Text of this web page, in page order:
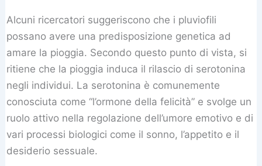
Alcuni ricercatori suggeriscono che i pluviofili
possano avere una predisposizione genetica ad
amare la pioggia. Secondo questo punto di vista, si
ritiene che la pioggia induca il rilascio di serotonina
negli individui. La serotonina è comunemente
conosciuta come “l’ormone della felicità” e svolge un
ruolo attivo nella regolazione dell’umore emotivo e di
vari processi biologici come il sonno, l’appetito e il
desiderio sessuale.